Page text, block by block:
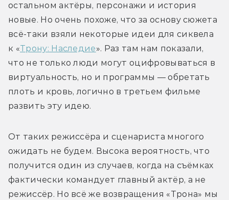
остальном актёры, персонажи и история
новые. Но очень похоже, что за основу сюжета
всё-таки взяли некоторые идеи для сиквела
к «Трону: Наследие». Раз там нам показали,
что не только люди могут оцифровываться в
виртуальность, но и программы — обретать
плоть и кровь, логично в третьем фильме
развить эту идею.
От таких режиссёра и сценариста многого
ожидать не будем. Высока вероятность, что
получится один из случаев, когда на съёмках
фактически командует главный актёр, а не
режиссёр. Но всё же возвращения «Трона» мы